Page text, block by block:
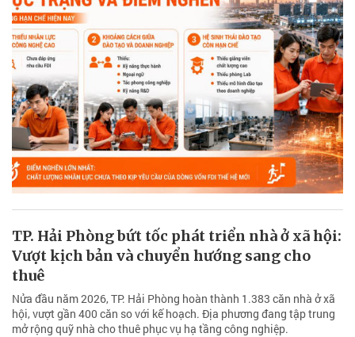
TP. Hải Phòng bứt tốc phát triển nhà ở xã hội:
Vượt kịch bản và chuyển hướng sang cho
thuê
Nửa đầu năm 2026, TP. Hải Phòng hoàn thành 1.383 căn nhà ở xã
hội, vượt gần 400 căn so với kế hoạch. Địa phương đang tập trung
mở rộng quỹ nhà cho thuê phục vụ hạ tầng công nghiệp.